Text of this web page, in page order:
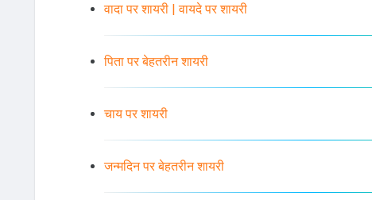
वादा पर शायरी | वायदे पर शायरी
पिता पर बेहतरीन शायरी
चाय पर शायरी
जन्मदिन पर बेहतरीन शायरी